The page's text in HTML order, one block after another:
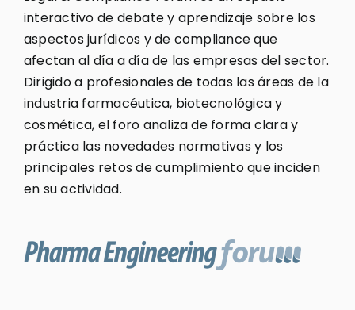
interactivo de debate y aprendizaje sobre los
aspectos jurídicos y de compliance que
afectan al día a día de las empresas del sector.
Dirigido a profesionales de todas las áreas de la
industria farmacéutica, biotecnológica y
cosmética, el foro analiza de forma clara y
práctica las novedades normativas y los
principales retos de cumplimiento que inciden
en su actividad.